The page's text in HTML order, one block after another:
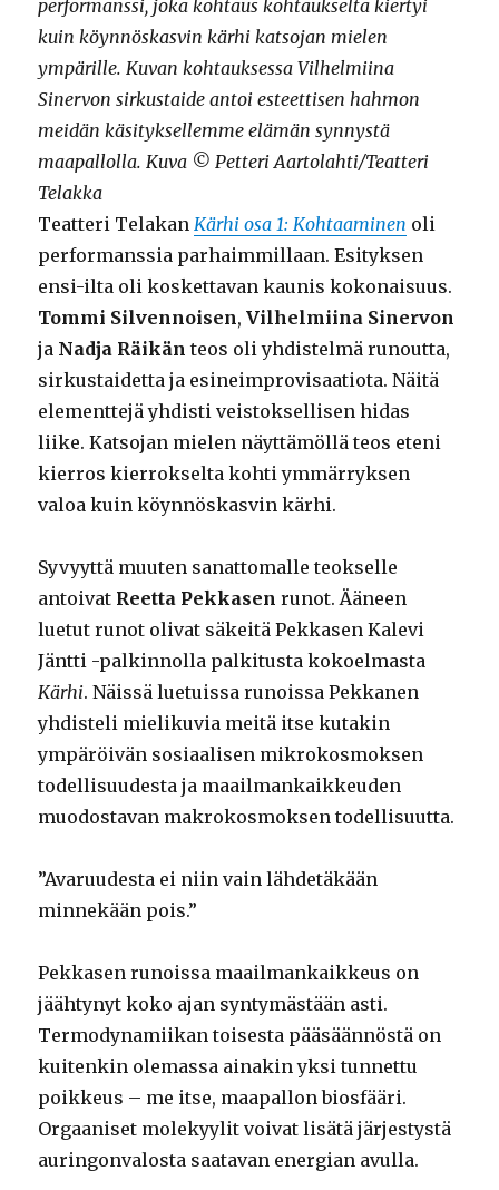
performanssi, joka kohtaus kohtaukselta kiertyi
kuin köynnöskasvin kärhi katsojan mielen
ympärille. Kuvan kohtauksessa Vilhelmiina
Sinervon sirkustaide antoi esteettisen hahmon
meidän käsityksellemme elämän synnystä
maapallolla. Kuva © Petteri Aartolahti/Teatteri
Telakka
Teatteri Telakan Kärhi osa 1: Kohtaaminen oli
performanssia parhaimmillaan. Esityksen
ensi-ilta oli koskettavan kaunis kokonaisuus.
Tommi Silvennoisen,Vilhelmiina Sinervon
ja Nadja Räikän teos oli yhdistelmä runoutta,
sirkustaidetta ja esineimprovisaatiota. Näitä
elementtejä yhdisti veistoksellisen hidas
liike. Katsojan mielen näyttämöllä teos eteni
kierros kierrokselta kohti ymmärryksen
valoa kuin köynnöskasvin kärhi.
Syvyyttä muuten sanattomalle teokselle
antoivat Reetta Pekkasen runot. Ääneen
luetut runot olivat säkeitä Pekkasen Kalevi
Jäntti -palkinnolla palkitusta kokoelmasta
Kärhi. Näissä luetuissa runoissa Pekkanen
yhdisteli mielikuvia meitä itse kutakin
ympäröivän sosiaalisen mikrokosmoksen
todellisuudesta ja maailmankaikkeuden
muodostavan makrokosmoksen todellisuutta.
”Avaruudesta ei niin vain lähdetäkään
minnekään pois.”
Pekkasen runoissa maailmankaikkeus on
jäähtynyt koko ajan syntymästään asti.
Termodynamiikan toisesta pääsäännöstä on
kuitenkin olemassa ainakin yksi tunnettu
poikkeus – me itse, maapallon biosfääri.
Orgaaniset molekyylit voivat lisätä järjestystä
auringonvalosta saatavan energian avulla.